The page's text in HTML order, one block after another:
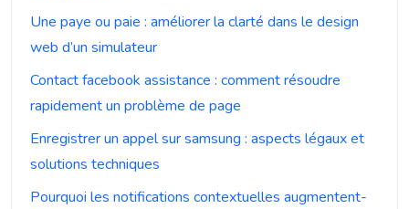
Une paye ou paie : améliorer la clarté dans le design
web d’un simulateur
Contact facebook assistance : comment résoudre
rapidement un problème de page
Enregistrer un appel sur samsung : aspects légaux et
solutions techniques
Pourquoi les notifications contextuelles augmentent-